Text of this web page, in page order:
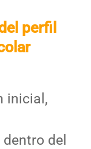
perfil
inicial,
del